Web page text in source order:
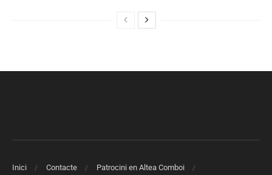
Inici Contacte Patrocini en Altea Comboi